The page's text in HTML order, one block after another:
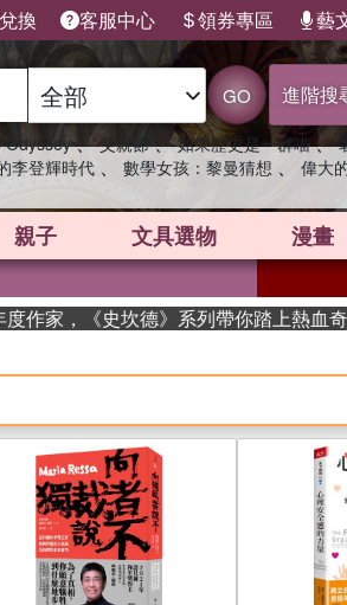
換 客服中心 領券專區 藝
GO 進階搜
Odyssey 、 父親節 、 如果歷史是一群喵 、
李登輝時代 、 數學女孩：黎曼猜想 、 偉大
親子 文具選物 漫畫
史坎德》系列帶你踏上熱血奇幻旅程